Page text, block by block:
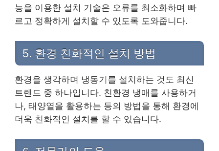
능을 이용한 설치 기술은 오류를 최소화하며 빠
르고 정확하게 설치할 수 있도록 도와줍니다.
5. 환경 친화적인 설치 방법
환경을 생각하며 냉동기를 설치하는 것도 최신
트렌드 중 하나입니다. 친환경 냉매를 사용하거
나, 태양열을 활용하는 등의 방법을 통해 환경에
더욱 친화적인 설치를 할 수 있습니다.